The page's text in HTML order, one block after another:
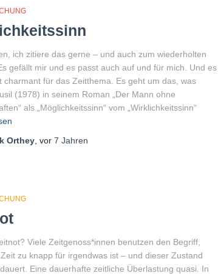
ich zitiere das gerne – und auch zum wiederholten
gefällt mir und es passt auch auf und für mich. Und es
charmant für das Zeitthema. Es geht um das, was
(1978) in seinem Roman „Der Mann ohne
als „Möglichkeitssinn“ vom „Wirklichkeitssinn“
Orthey , vor 7 Jahren
Viele Zeitgenoss*innen benutzen den Begriff,
zu knapp für irgendwas ist – und dieser Zustand
Eine dauerhafte zeitliche Überlastung quasi. In